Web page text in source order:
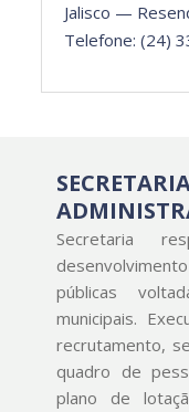
Jalis­co —
Tele­fone: (24)
Secretaria
públicas
municipais.
recrutamento,
quadro de
plano de